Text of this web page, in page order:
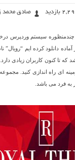
بازدید صادق محمد
چندمنظوره سیستم وردپرس
دانلود کرده ایم “رویال”
که تا کنون کاربران زیادی
به فرد می باشد.